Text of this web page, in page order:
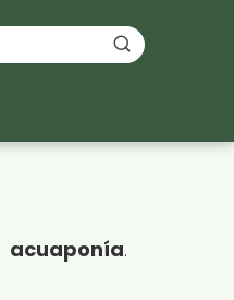
acuaponía.